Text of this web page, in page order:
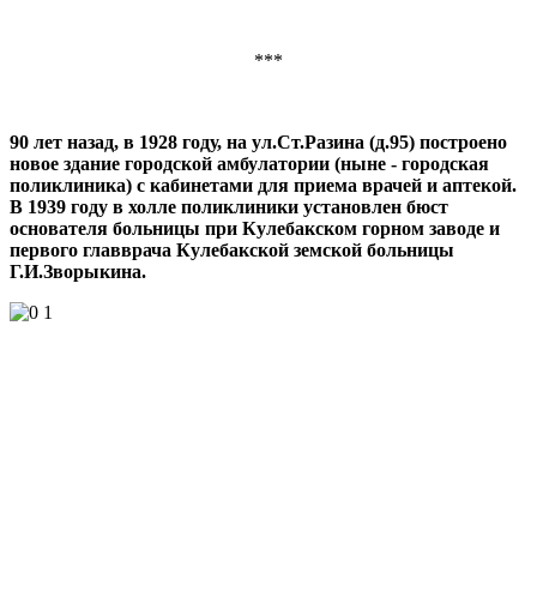
***
90 лет назад, в 1928 году, на ул.Ст.Разина (д.95) построено
новое здание городской амбулатории (ныне - городская
поликлиника) с кабинетами для приема врачей и аптекой.
В 1939 году в холле поликлиники установлен бюст
основателя больницы при Кулебакском горном заводе и
первого главврача Кулебакской земской больницы
Г.И.Зворыкина.